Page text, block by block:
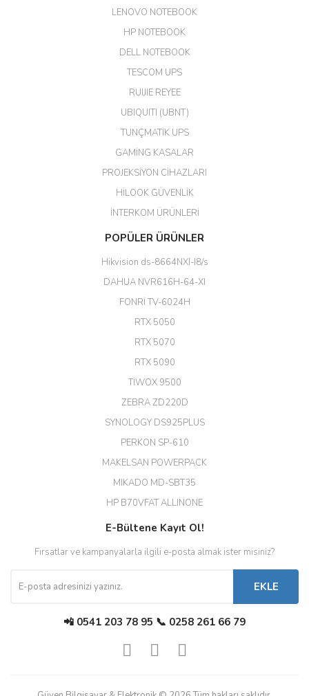
GÜRKAN KETHÜDAOĞLU |
Her şey için teşekkür ederim çok
Erdal Cingöz | 07/02/2026
Başarılı. Bu vasıfta bir ürünü bu
kadar uygun fiyata bulabilmek
büyük şans. Güvenliticaret
(HIKVISION DS-3E0326P-E/M(B)
EROL ÇAKMAK | 26/12/2025
LENOVO NOTEBOOK
HP NOTEBOOK
DELL NOTEBOOK
TESCOM UPS
RUIJIE REYEE
UBIQUITI (UBNT)
TUNÇMATİK UPS
GAMİNG KASALAR
PROJEKSİYON CİHAZLARI
HİLOOK GÜVENLİK
İNTERKOM ÜRÜNLERİ
POPÜLER ÜRÜNLER
Hikvision ds-8664NXI-I8/s
DAHUA NVR616H-64-XI
FONRİ TV-6024H
RTX 5050
RTX 5070
RTX 5090
TİWOX 9500
ZEBRA ZD220D
SYNOLOGY DS925PLUS
PERKON SP-610
MAKELSAN POWERPACK
MIKADO MD-SBT35
HP B70VFAT ALLINONE
E-Bültene Kayıt Ol!
Fırsatlar ve kampanyalarla ilgili e-posta almak ister misiniz?
EKLE
📲 0541 203 78 95 📞 0258 261 66 79